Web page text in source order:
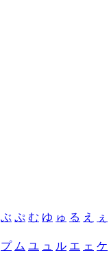
ぶ ぷ む ゆ ゅ る え ぇ
プ ム ユ ュ ル エ ェ ケ